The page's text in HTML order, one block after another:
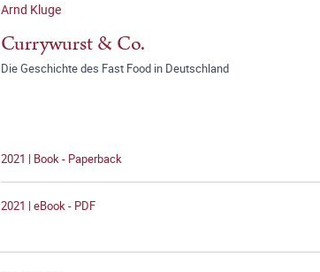
Arnd Kluge
Currywurst & Co.
Die Geschichte des Fast Food in Deutschland
2021 | Book - Paperback
2021 | eBook - PDF